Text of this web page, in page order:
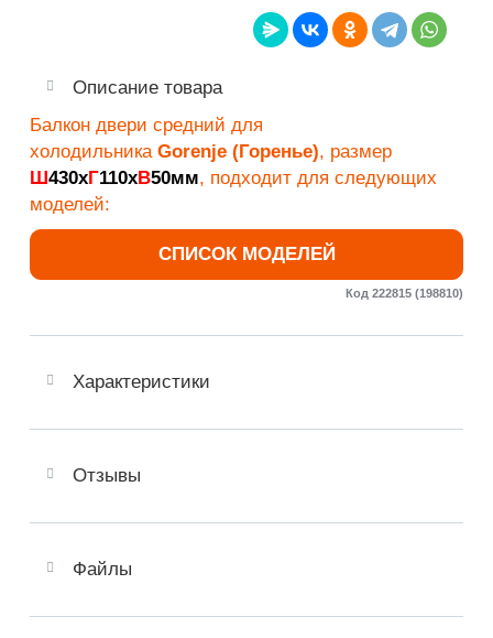
Описание товара
Балкон двери средний для
холодильника Gorenje (Горенье), размер
Ш430хГ110хВ50мм, подходит для следующих
моделей:
СПИСОК МОДЕЛЕЙ
Код 222815 (198810)
Характеристики
Отзывы
Файлы